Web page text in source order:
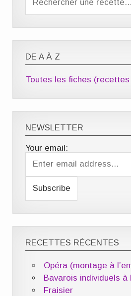
DE A À Z
Toutes les fiches
NEWSLETTER
Your email:
RECETTES RÉCENTES
Opéra (montage à
Bavarois individuels à
Fraisier